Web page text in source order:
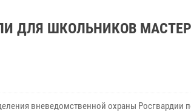
ДЛЯ ШКОЛЬНИКОВ
вневедомственной охраны Росгвардии